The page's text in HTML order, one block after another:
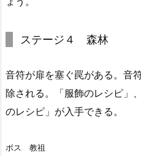
ステージ４ 森林
音符が扉を塞ぐ罠がある。音
除される。「服飾のレシピ」
のレシピ」が入手できる。
ボス 教祖